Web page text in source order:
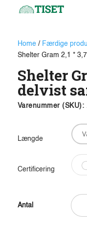
Home/ Færdige
Shelter Gram 2,1 *
Shelter
delvist
Varenummer (SKU):
Længde
Certificering